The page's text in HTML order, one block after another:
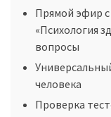
Прямой эфир с
«Психология
вопросы
человека
Проверка